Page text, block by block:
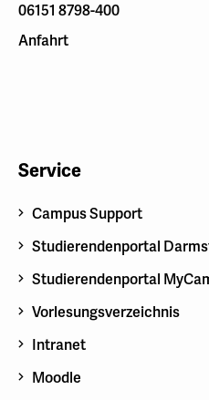
06151 8798-400
Anfahrt
Service
Campus Support
Studierendenportal
Studierendenportal
Vorlesungsverzeichnis
Intranet
Moodle